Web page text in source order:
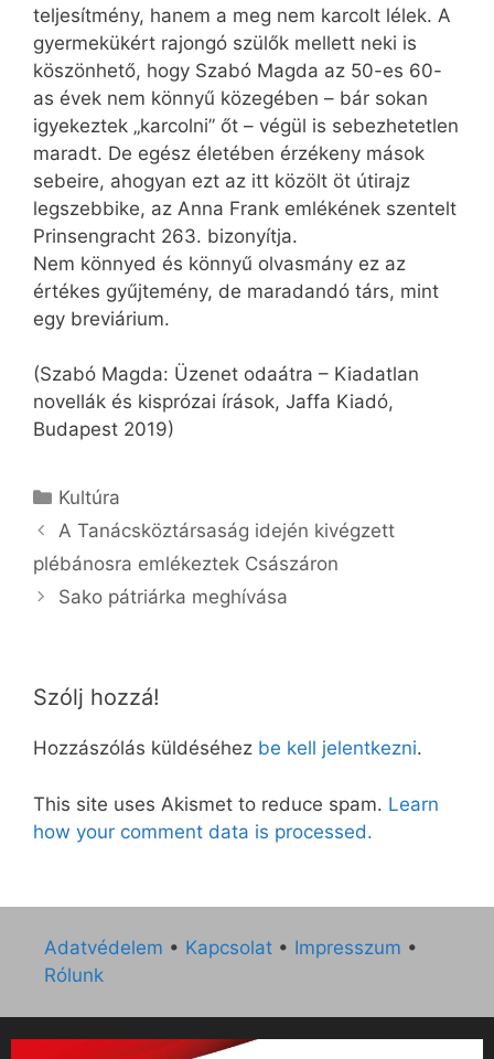
teljesítmény, hanem a meg nem karcolt lélek. A
gyermekükért rajongó szülők mellett neki is
köszönhető, hogy Szabó Magda az 50-es 60-
as évek nem könnyű közegében – bár sokan
igyekeztek „karcolni” őt – végül is sebezhetetlen
maradt. De egész életében érzékeny mások
sebeire, ahogyan ezt az itt közölt öt útirajz
legszebbike, az Anna Frank emlékének szentelt
Prinsengracht 263. bizonyítja.
Nem könnyed és könnyű olvasmány ez az
értékes gyűjtemény, de maradandó társ, mint
egy breviárium.
(Szabó Magda: Üzenet odaátra – Kiadatlan
novellák és kisprózai írások, Jaffa Kiadó,
Budapest 2019)
Kategória
Kultúra
A Tanácsköztársaság idején kivégzett
plébánosra emlékeztek Császáron
Sako pátriárka meghívása
Szólj hozzá!
Hozzászólás küldéséhez be kell jelentkezni.
This site uses Akismet to reduce spam. Learn
how your comment data is processed.
Adatvédelem • Kapcsolat • Impresszum •
Rólunk